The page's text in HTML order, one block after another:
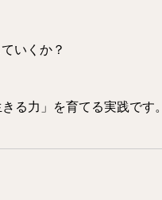
いくか？
る力」を育てる実践です。